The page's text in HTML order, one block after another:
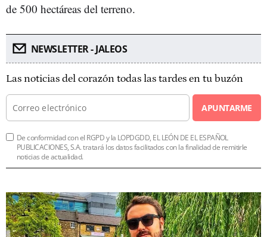
de 500 hectáreas del terreno.
NEWSLETTER - JALEOS
Las noticias del corazón todas las tardes en tu buzón
APUNTARME
De conformidad con el RGPD y la LOPDGDD, EL LEÓN DE EL ESPAÑOL
PUBLICACIONES, S.A. tratará los datos facilitados con la finalidad de remitirle
noticias de actualidad.